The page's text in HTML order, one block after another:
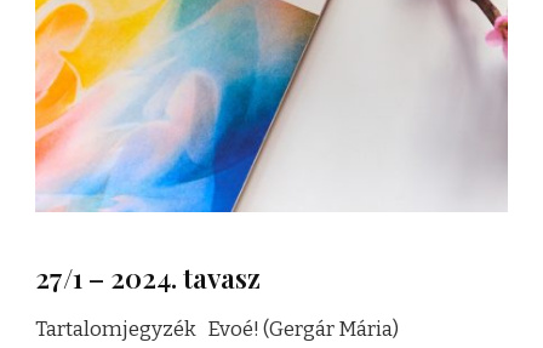
27/1 – 2024. tavasz
Tartalomjegyzék Evoé! (Gergár Mária)